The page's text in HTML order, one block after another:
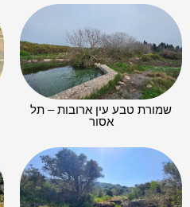
שמורת טבע עין ארובות – תל
אסור